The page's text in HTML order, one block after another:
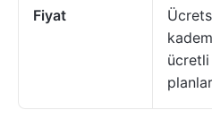
Fiyat
ücretli
planlar